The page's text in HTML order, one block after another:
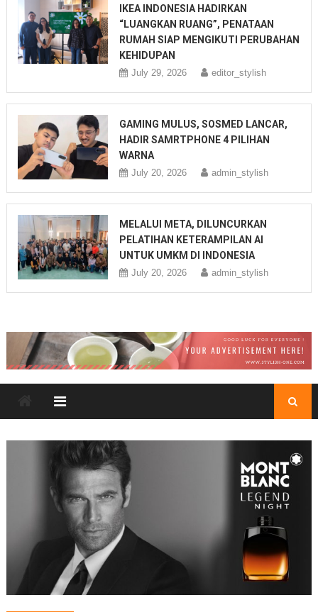
IKEA INDONESIA HADIRKAN
“LUANGKAN RUANG”, PENATAAN
RUMAH SIAP MENGIKUTI PERUBAHAN
KEHIDUPAN
July 29, 2026 editor_stylish
GAMING MULUS, SOSMED LANCAR,
HADIR SAMRTPHONE 4 PILIHAN
WARNA
July 20, 2026 admin_stylish
MELALUI META, DILUNCURKAN
PELATIHAN KETERAMPILAN AI
UNTUK UMKM DI INDONESIA
July 20, 2026 admin_stylish